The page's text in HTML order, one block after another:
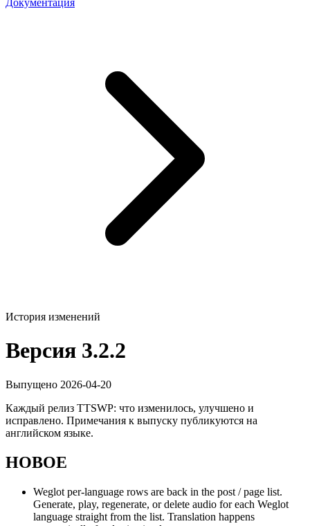
Документация
История изменений
Версия 3.2.2
Выпущено 2026-04-20
Каждый релиз TTSWP: что изменилось, улучшено и
исправлено. Примечания к выпуску публикуются на
английском языке.
НОВОЕ
Weglot per-language rows are back in the post / page list.
Generate, play, regenerate, or delete audio for each Weglot
language straight from the list. Translation happens